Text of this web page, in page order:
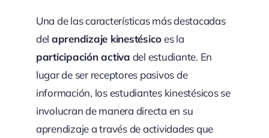
Una de las características más destacadas
del aprendizaje kinestésicoes la
participación activa del estudiante. En
lugar de ser receptores pasivos de
información, los estudiantes kinestésicos se
involucran de manera directa en su
aprendizaje a través de actividades que